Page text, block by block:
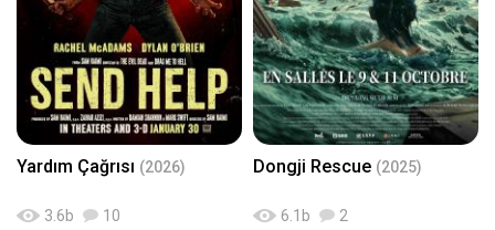
Yardım Çağrısı (2026)
3.6b 10
Dongji Rescue (2025)
6.1 b 2